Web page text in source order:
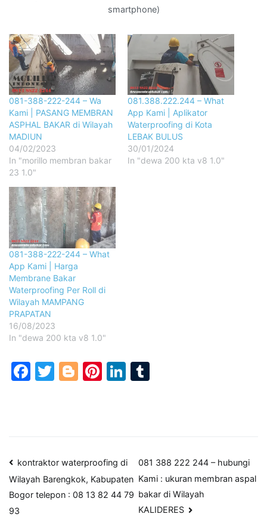
smartphone)
081-388-222-244 – Wa
Kami | PASANG MEMBRAN
ASPHAL BAKAR di Wilayah
MADIUN
04/02/2023
In "morillo membran bakar
23 1.0"
081.388.222.244 – What
App Kami | Aplikator
Waterproofing di Kota
LEBAK BULUS
30/01/2024
In "dewa 200 kta v8 1.0"
081-388-222-244 – What
App Kami | Harga
Membrane Bakar
Waterproofing Per Roll di
Wilayah MAMPANG
PRAPATAN
16/08/2023
In "dewa 200 kta v8 1.0"
Facebook
Twitter
Blogger
Pinterest
LinkedIn
Post
navigation
kontraktor waterproofing di
Wilayah Barengkok, Kabupaten
Bogor telepon : 08 13 82 44 79
93
081 388 222 244 – hubungi
Kami : ukuran membran aspal
bakar di Wilayah
KALIDERES